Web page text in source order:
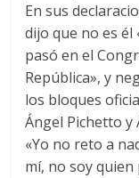
En sus
dijo que no es él
pasó en el
República», y
los bloques
Ángel Pichetto y
«Yo no reto a
mí, no soy quien